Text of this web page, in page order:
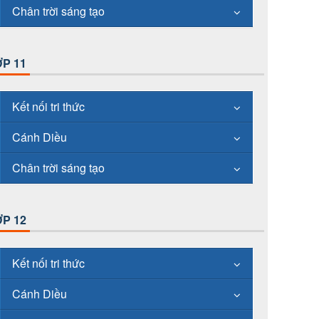
Chân trời sáng tạo
11
Kết nối tri thức
Cánh Diều
Chân trời sáng tạo
12
Kết nối tri thức
Cánh Diều